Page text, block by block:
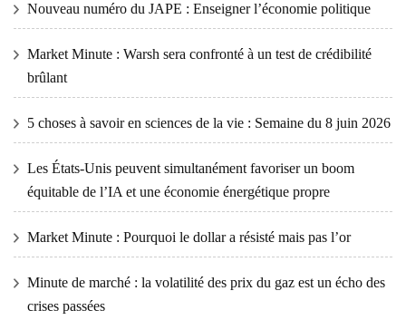
Nouveau numéro du JAPE : Enseigner l’économie politique
Market Minute : Warsh sera confronté à un test de crédibilité
brûlant
5 choses à savoir en sciences de la vie : Semaine du 8 juin 2026
Les États-Unis peuvent simultanément favoriser un boom
équitable de l’IA et une économie énergétique propre
Market Minute : Pourquoi le dollar a résisté mais pas l’or
Minute de marché : la volatilité des prix du gaz est un écho des
crises passées